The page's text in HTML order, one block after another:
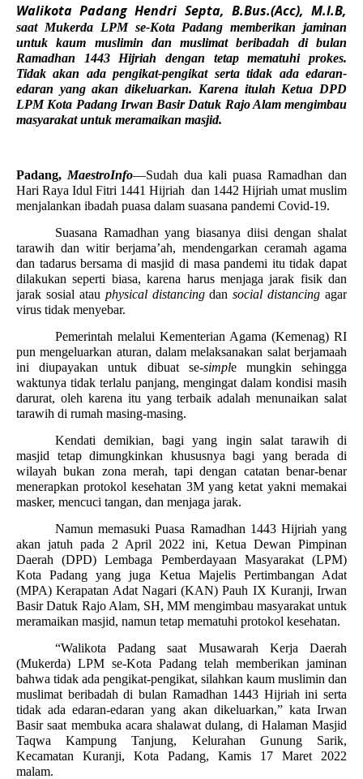
Walikota Padang Hendri Septa, B.Bus.(Acc), M.I.B,
saat Mukerda LPM se-Kota Padang memberikan jaminan
untuk kaum muslimin dan muslimat beribadah di bulan
Ramadhan 1443 Hijriah dengan tetap mematuhi prokes.
Tidak akan ada pengikat-pengikat serta tidak ada edaran-
edaran yang akan dikeluarkan. Karena itulah Ketua DPD
LPM Kota Padang Irwan Basir Datuk Rajo Alam mengimbau
masyarakat untuk meramaikan masjid.
Padang, MaestroInfo—Sudah dua kali puasa Ramadhan dan
Hari Raya Idul Fitri 1441 Hijriah dan 1442 Hijriah umat muslim
menjalankan ibadah puasa dalam suasana pandemi Covid-19.
Suasana Ramadhan yang biasanya diisi dengan shalat
tarawih dan witir berjama’ah, mendengarkan ceramah agama
dan tadarus bersama di masjid di masa pandemi itu tidak dapat
dilakukan seperti biasa, karena harus menjaga jarak fisik dan
jarak sosial atau physical distancingdansocial distancing agar
virus tidak menyebar.
Pemerintah melalui Kementerian Agama (Kemenag) RI
pun mengeluarkan aturan, dalam melaksanakan salat berjamaah
ini diupayakan untuk dibuat se-simple mungkin sehingga
waktunya tidak terlalu panjang, mengingat dalam kondisi masih
darurat, oleh karena itu yang terbaik adalah menunaikan salat
tarawih di rumah masing-masing.
Kendati demikian, bagi yang ingin salat tarawih di
masjid tetap dimungkinkan khususnya bagi yang berada di
wilayah bukan zona merah, tapi dengan catatan benar-benar
menerapkan protokol kesehatan 3M yang ketat yakni memakai
masker, mencuci tangan, dan menjaga jarak.
Namun memasuki Puasa Ramadhan 1443 Hijriah yang
akan jatuh pada 2 April 2022 ini, Ketua Dewan Pimpinan
Daerah (DPD) Lembaga Pemberdayaan Masyarakat (LPM)
Kota Padang yang juga Ketua Majelis Pertimbangan Adat
(MPA) Kerapatan Adat Nagari (KAN) Pauh IX Kuranji, Irwan
Basir Datuk Rajo Alam, SH, MM mengimbau masyarakat untuk
meramaikan masjid, namun tetap mematuhi protokol kesehatan.
“Walikota Padang saat Musawarah Kerja Daerah
(Mukerda) LPM se-Kota Padang telah memberikan jaminan
bahwa tidak ada pengikat-pengikat, silahkan kaum muslimin dan
muslimat beribadah di bulan Ramadhan 1443 Hijriah ini serta
tidak ada edaran-edaran yang akan dikeluarkan,” kata Irwan
Basir saat membuka acara shalawat dulang, di Halaman Masjid
Taqwa Kampung Tanjung, Kelurahan Gunung Sarik,
Kecamatan Kuranji, Kota Padang, Kamis 17 Maret 2022
malam.